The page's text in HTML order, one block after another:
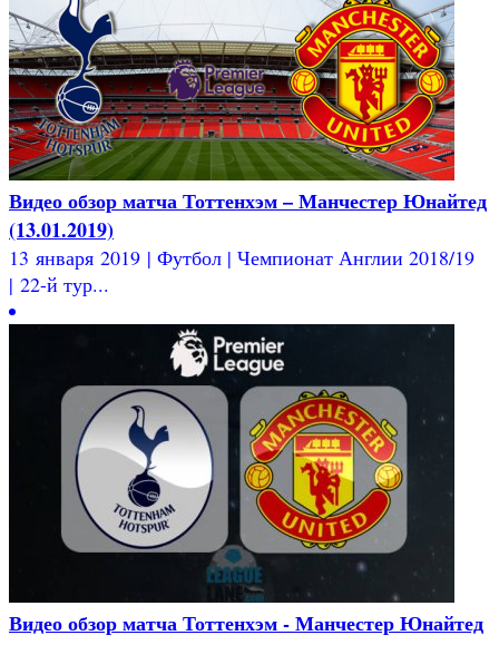
Видео обзор матча Тоттенхэм – Манчестер Юнайтед
(13.01.2019)
13 января 2019 | Футбол | Чемпионат Англии 2018/19
| 22-й тур...
Видео обзор матча Тоттенхэм - Манчестер Юнайтед